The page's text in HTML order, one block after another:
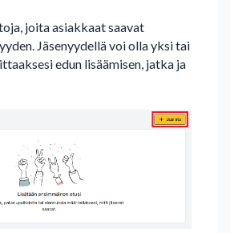
joita asiakkaat saavat
Jäsenyydellä voi olla yksi tai
edun lisäämisen, jatka ja